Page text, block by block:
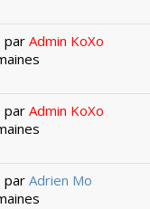
par Admin KoXo
par Admin KoXo
par Adrien Mo